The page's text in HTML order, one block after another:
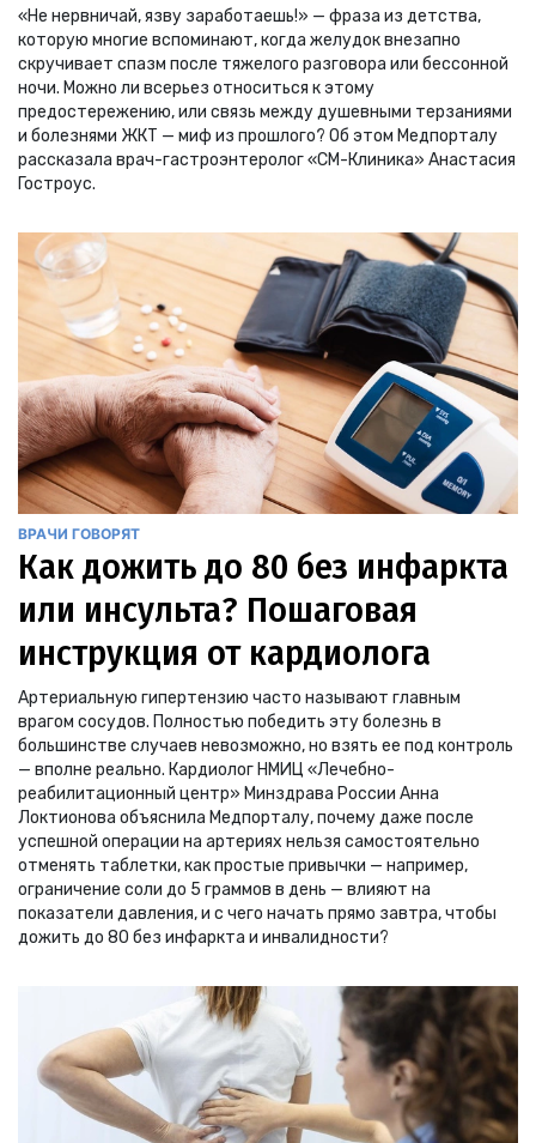
«Не нервничай, язву заработаешь!» — фраза из детства,
которую многие вспоминают, когда желудок внезапно
скручивает спазм после тяжелого разговора или бессонной
ночи. Можно ли всерьез относиться к этому
предостережению, или связь между душевными терзаниями
и болезнями ЖКТ — миф из прошлого? Об этом Медпорталу
рассказала врач-гастроэнтеролог «СМ-Клиника» Анастасия
Гостроус.
ВРАЧИ ГОВОРЯТ
Как дожить до 80 без инфаркта
или инсульта? Пошаговая
инструкция от кардиолога
Артериальную гипертензию часто называют главным
врагом сосудов. Полностью победить эту болезнь в
большинстве случаев невозможно, но взять ее под контроль
— вполне реально. Кардиолог НМИЦ «Лечебно-
реабилитационный центр» Минздрава России Анна
Локтионова объяснила Медпорталу, почему даже после
успешной операции на артериях нельзя самостоятельно
отменять таблетки, как простые привычки — например,
ограничение соли до 5 граммов в день — влияют на
показатели давления, и с чего начать прямо завтра, чтобы
дожить до 80 без инфаркта и инвалидности?